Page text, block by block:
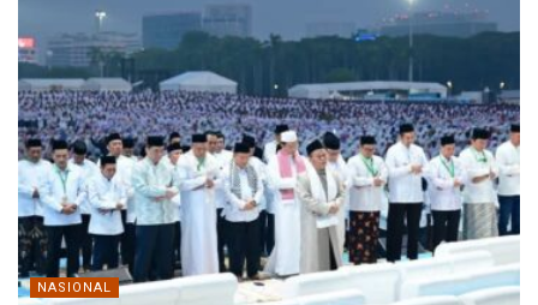
NASIONAL